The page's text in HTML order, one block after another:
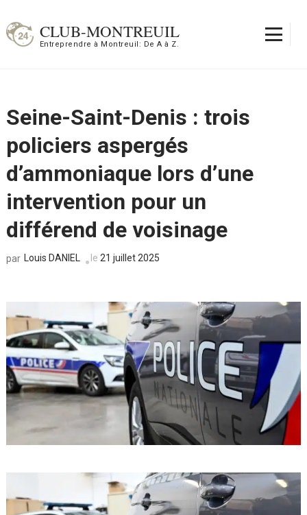
au
contenu
CLUB-MONTREUIL
Entreprendre à Montreuil: De A à Z.
Seine-Saint-Denis : trois
policiers aspergés
d’ammoniaque lors d’une
intervention pour un
différend de voisinage
par Louis DANIEL le 21 juillet 2025